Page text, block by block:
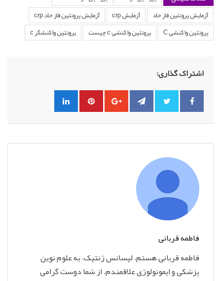
آزمایش پروتئین فاز حاد
آزمایش crp
آزمایش پروتئین فاز حاد crp
پروتئین واکنشی C
پروتئین واکنشی c چیست پروتئین واکنشگر c
اشتراک گذاری:
فاطمه قربانی
فاطمه قربانی هستم، لیسانس ژنتیک، به علوم نوین
پزشکی و ایمونولوژی علاقمندم. از شما دوست گرامی